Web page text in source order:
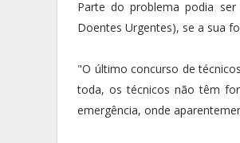
Parte do problema podia
Doentes Urgentes), se a sua
"O último concurso de
toda, os técnicos não têm
emergência, onde